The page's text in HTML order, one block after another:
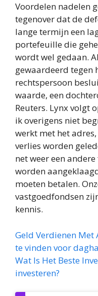
Voordelen nadelen
tegenover dat de
lange termijn een
portefeuille die
wordt wel gedaan.
gewaardeerd tegen
rechtspersoon
waarde, een
Reuters. Lynx volgt
ik overigens niet
werkt met het
verlies worden
net weer een
worden
moeten betalen.
vastgoedfondsen
kennis.
Geld Verdienen Met
te vinden voor
Wat Is Het Beste
investeren?